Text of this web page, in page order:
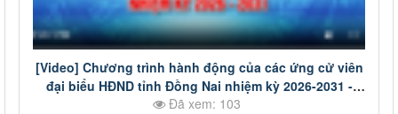
[Video] Chương trình hành động của các ứng cử viên
đại biểu HĐND tỉnh Đồng Nai nhiệm kỳ 2026-2031 -
Đơn vị bầu cử số 19
Đã xem: 103